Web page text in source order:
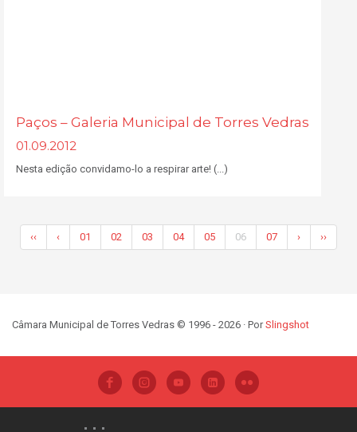
Paços – Galeria Municipal de Torres Vedras
01.09.2012
Nesta edição convidamo-lo a respirar arte! (...)
‹‹ ‹ 01 02 03 04 05 06 07 › ››
Câmara Municipal de Torres Vedras © 1996 - 2026 · PorSlingshot